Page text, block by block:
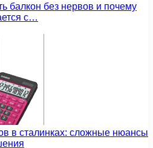
балкон без нервов и почему
с…
в сталинках: сложные нюансы